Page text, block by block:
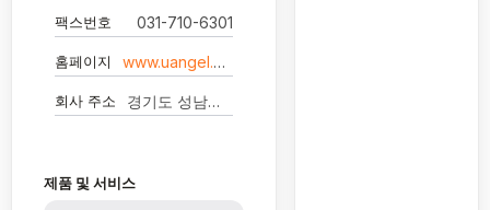
팩스번호 031-710-6301
홈페이지 www.uangel.com
회사 주소 경기도 성남시 분당구 황새울로240번길 3
제품 및 서비스